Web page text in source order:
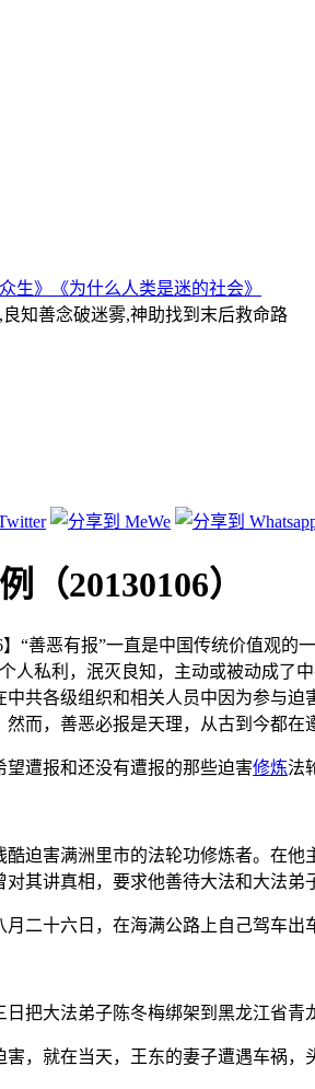
生》
《为什么人类是迷的社会》
知善念破迷雾,神助找到末后救命路
20130106）
】“善恶有报”一直是中国传统价值观
人私利，泯灭良知，主动或被动成
共各级组织和相关人员中因为参与
而，善恶必报是天理，从古到今都在
遭报和还没有遭报的那些迫害修炼法
酷迫害满洲里市的法轮功修炼者。在
其讲真相，要求他善待大法和大法弟
二十六日，在海满公路上自己驾车出
把大法弟子陈冬梅绑架到黑龙江省青
，就在当天，王东的妻子遭遇车祸，